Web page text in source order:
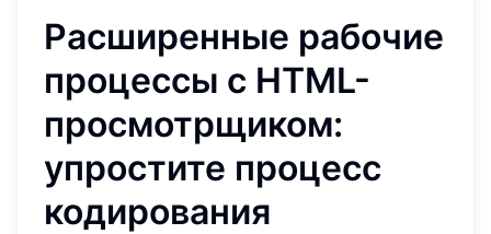
Расширенные рабочие
процессы с HTML-
просмотрщиком:
упростите процесс
кодирования